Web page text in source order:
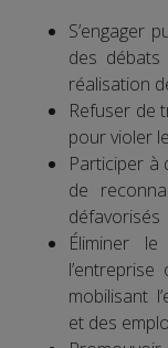
S’engager
des
réalisation
Refuser de
pour violer
Participer à
de
défavorisés
Éliminer
mobilisant
et des